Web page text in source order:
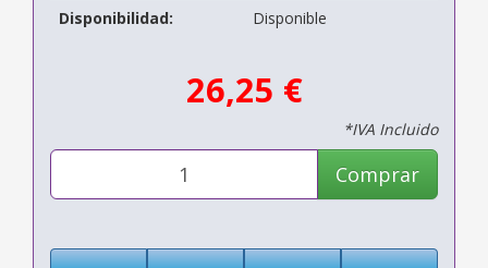
Disponibilidad:
Disponible
26,25 €
*IVA Incluido
Comprar